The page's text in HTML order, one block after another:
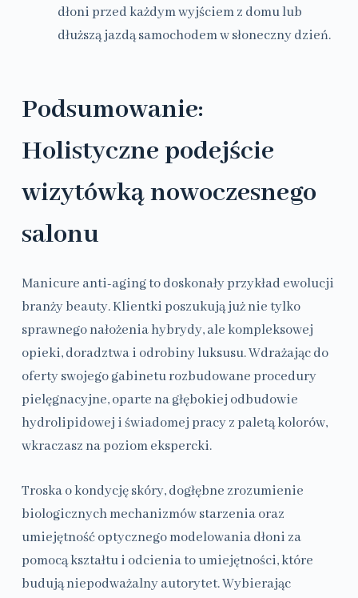
dłoni przed każdym wyjściem z domu lub
dłuższą jazdą samochodem w słoneczny dzień.
Podsumowanie:
Holistyczne podejście
wizytówką nowoczesnego
salonu
Manicure anti-aging to doskonały przykład ewolucji
branży beauty. Klientki poszukują już nie tylko
sprawnego nałożenia hybrydy, ale kompleksowej
opieki, doradztwa i odrobiny luksusu. Wdrażając do
oferty swojego gabinetu rozbudowane procedury
pielęgnacyjne, oparte na głębokiej odbudowie
hydrolipidowej i świadomej pracy z paletą kolorów,
wkraczasz na poziom ekspercki.
Troska o kondycję skóry, dogłębne zrozumienie
biologicznych mechanizmów starzenia oraz
umiejętność optycznego modelowania dłoni za
pomocą kształtu i odcienia to umiejętności, które
budują niepodważalny autorytet. Wybierając